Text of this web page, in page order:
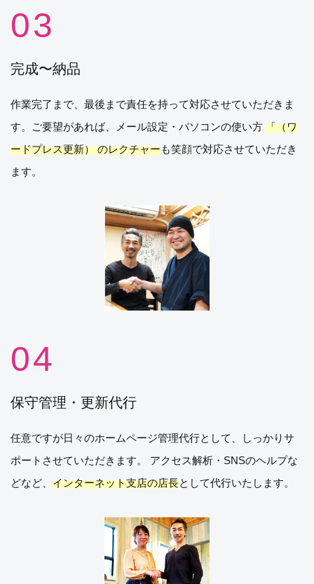
完成〜納品
作業完了まで、最後まで責任を持って対応させていただきま
す。ご要望があれば、メール設定・パソコンの使い方 「（ワ
ードプレス更新） のレクチャーも笑顔で対応させていただき
ます。
保守管理・更新代行
任意ですが日々のホームページ管理代行として、しっかりサ
ポートさせていただきます。 アクセス解析・SNSのヘルプな
どなど、 インターネット支店の店長として代行いたします。